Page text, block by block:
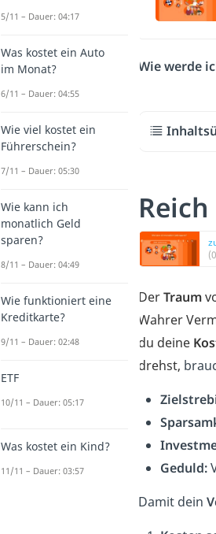
Wie werde
DerTraum
Wahrer
du deine
drehst,
Geduld:
Damit dein
5/11 – Dauer: 04:17
Was kostet ein Auto
im Monat?
6/11 – Dauer: 04:55
Wie viel kostet ein
Führerschein?
7/11 – Dauer: 05:30
Wie kann ich
monatlich Geld
sparen?
8/11 – Dauer: 04:49
Wie funktioniert eine
Kreditkarte?
9/11 – Dauer: 02:48
ETF
10/11 – Dauer: 05:17
Was kostet ein Kind?
11/11 – Dauer: 03:57